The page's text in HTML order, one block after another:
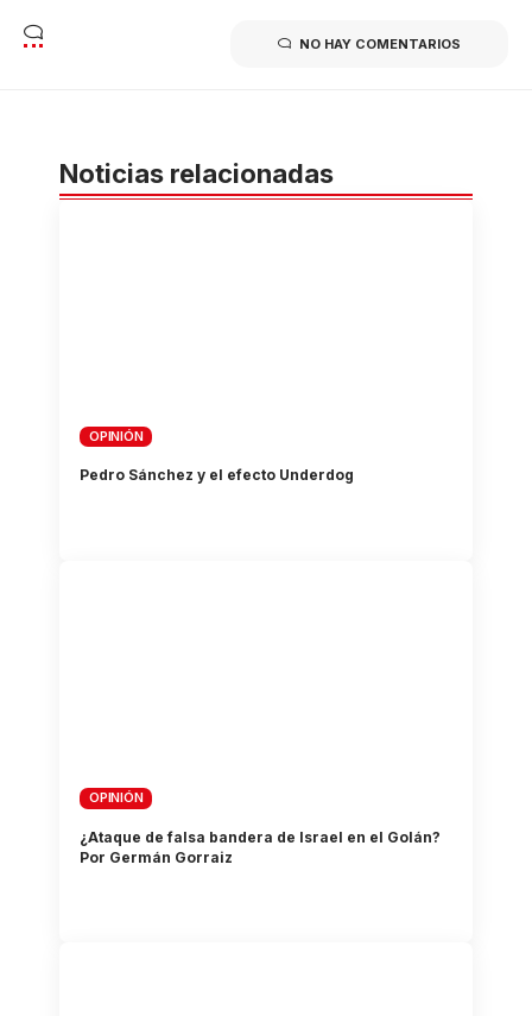
NO HAY COMENTARIOS
Noticias relacionadas
OPINIÓN
Pedro Sánchez y el efecto Underdog
OPINIÓN
¿Ataque de falsa bandera de Israel en el Golán?
Por Germán Gorraiz